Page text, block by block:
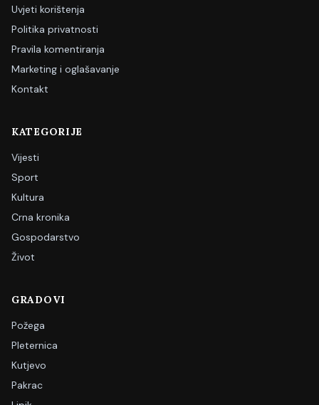
Uvjeti korištenja
Politika privatnosti
Pravila komentiranja
Marketing i oglašavanje
Kontakt
KATEGORIJE
Vijesti
Sport
Kultura
Crna kronika
Gospodarstvo
Život
GRADOVI
Požega
Pleternica
Kutjevo
Pakrac